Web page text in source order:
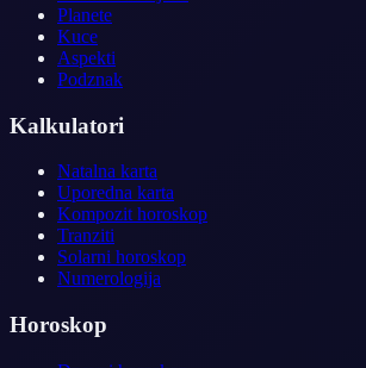
Planete
Kuce
Aspekti
Podznak
Kalkulatori
Natalna karta
Uporedna karta
Kompozit horoskop
Tranziti
Solarni horoskop
Numerologija
Horoskop